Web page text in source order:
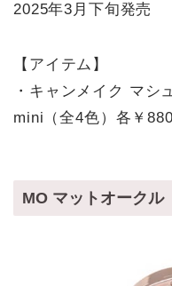
2025年3月下旬発売
【アイテム】
・キャンメイク マシ
mini（全4色）各￥880
MO マットオークル